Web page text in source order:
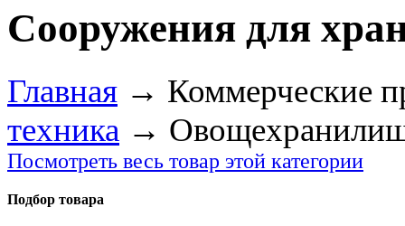
Сооружения для
Главная → Коммерческие
техника →
Посмотреть весь товар этой категории
Подбор товара